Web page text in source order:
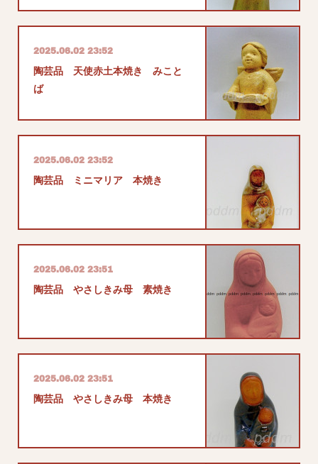
2025.06.02 23:52
陶芸品 天使赤土本焼き みこと
ば
2025.06.02 23:52
陶芸品 ミニマリア 本焼き
2025.06.02 23:51
陶芸品 やさしきみ母 素焼き
2025.06.02 23:51
陶芸品 やさしきみ母 本焼き